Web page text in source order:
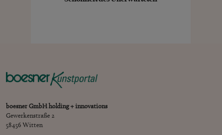
boesner GmbH holding + innovations
Gewerkenstraße 2
58456 Witten